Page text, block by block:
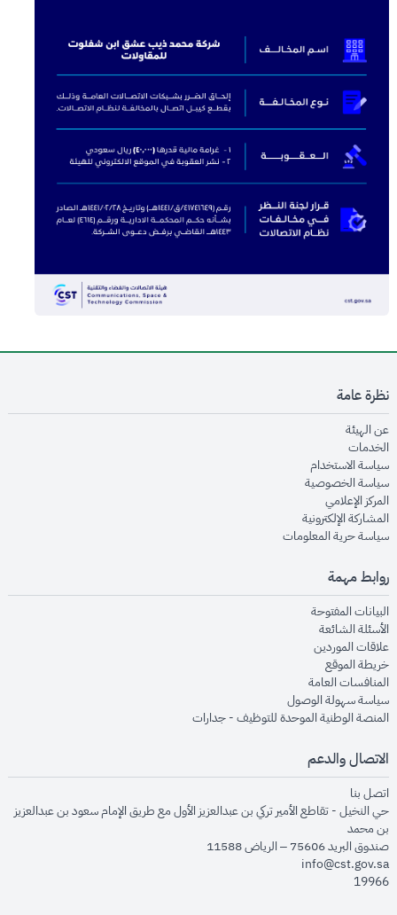
نظرة عامة
عن الهيئةopens in new window
الخدماتopens in new window
سياسة الاستخدام
سياسة الخصوصيةopens in new window
المركز الإعلاميopens in new window
المشاركة الإلكترونيةopens in new window
سياسة حرية المعلوماتopens in new window
روابط مهمة
البيانات المفتوحةopens in new window
الأسئلة الشائعةopens in new window
علاقات الموردينopens in new window
خريطة الموقعopens in new window
المنافسات العامةopens in new window
سياسة سهولة الوصولopens in new window
المنصة الوطنية الموحدة للتوظيف - جداراتopens in new window
الاتصال والدعم
اتصل بنا
حي النخيل - تقاطع الأمير تركي بن عبدالعزيز الأول مع طريق الإمام سعود بن عبدالعزيز
بن محمد
صندوق البريد 75606 – الرياض 11588
info@cst.gov.sa
19966